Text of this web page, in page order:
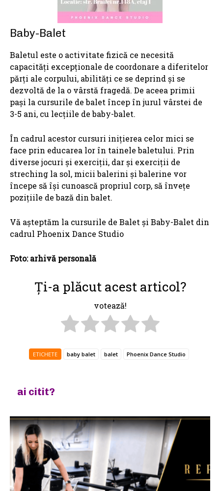
Baby-Balet
Baletul este o activitate fizică ce necesită
capacități excepționale de coordonare a diferitelor
părți ale corpului, abilități ce se deprind și se
dezvoltă de la o vârstă fragedă. De aceea primii
pași la cursurile de balet încep în jurul vârstei de
3-5 ani, cu lecțiile de baby-balet.
În cadrul acestor cursuri inițierea celor mici se
face prin educarea lor în tainele baletului. Prin
diverse jocuri și exerciții, dar și exerciții de
streching la sol, micii balerini și balerine vor
începe să își cunoască propriul corp, să învețe
pozițiile de bază din balet.
Vă așteptăm la cursurile de Balet și Baby-Balet din
cadrul Phoenix Dance Studio
Foto: arhivă personală
Ți-a plăcut acest articol?
votează!
ETICHETE baby balet balet Phoenix Dance Studio
ai citit?